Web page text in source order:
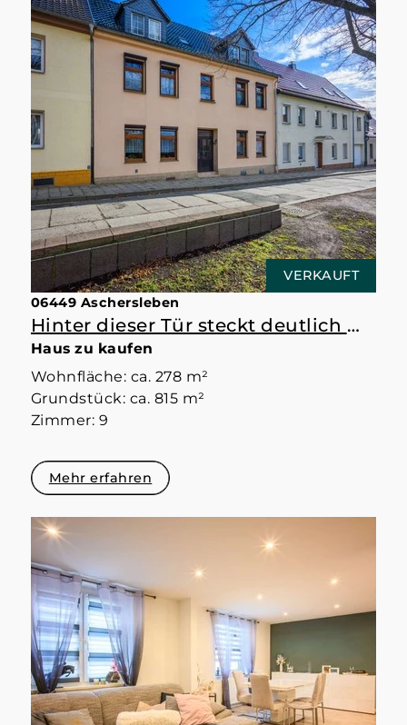
VERKAUFT
06449 Aschersleben
Hinter dieser Tür steckt deutlich mehr als erwartet
Haus zu kaufen
Wohnfläche: ca. 278 m²
Grundstück: ca. 815 m²
Zimmer: 9
Mehr erfahren